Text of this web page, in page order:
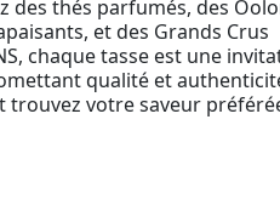
des thés parfumés, des
et des Grands Crus
chaque tasse est une
qualité et
trouvez votre saveur